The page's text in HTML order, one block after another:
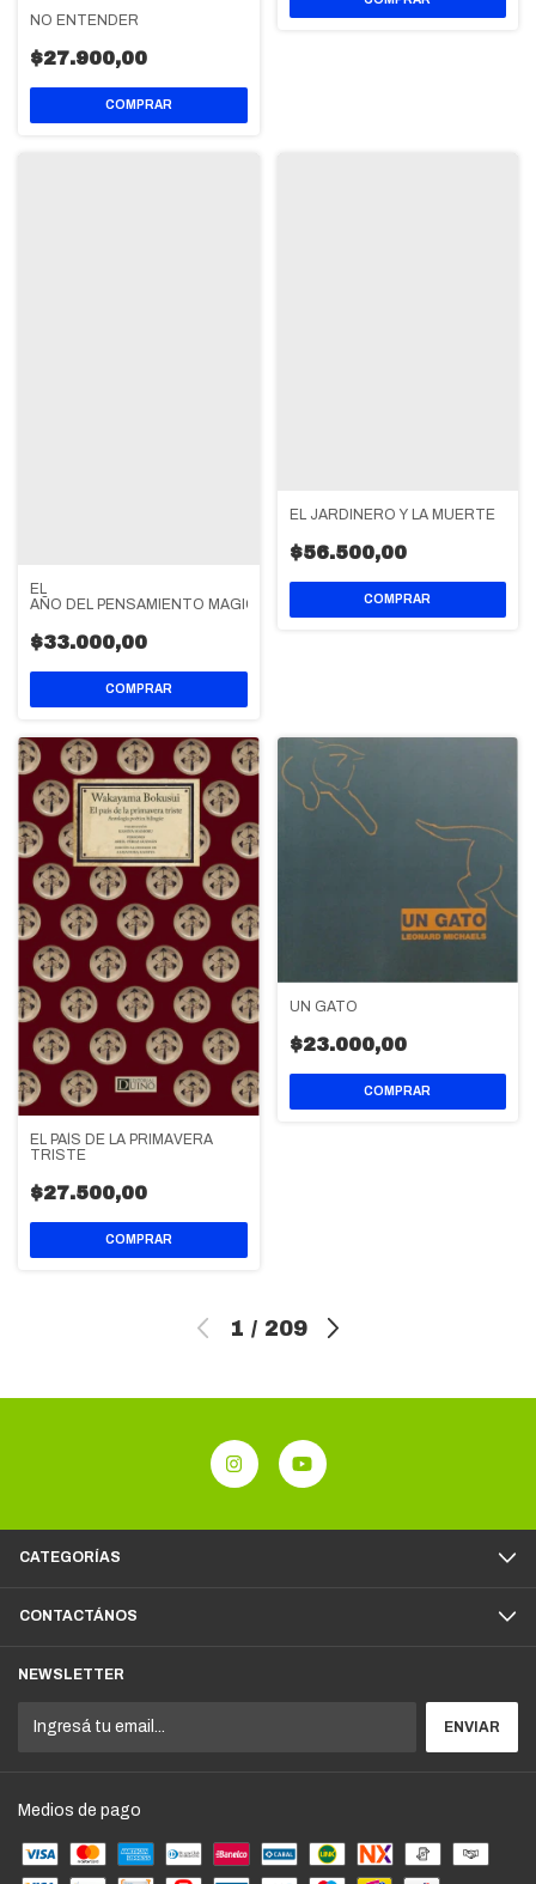
NO ENTENDER
$27.900,00
EL
AÑO DEL PENSAMIENTO MAGICO
$33.000,00
EL JARDINERO Y LA MUERTE
$56.500,00
EL PAÍS DE LA PRIMAVERA
TRISTE
$27.500,00
UN GATO
$23.000,00
1 / 209
CATEGORÍAS
CONTACTÁNOS
NEWSLETTER
Medios de pago